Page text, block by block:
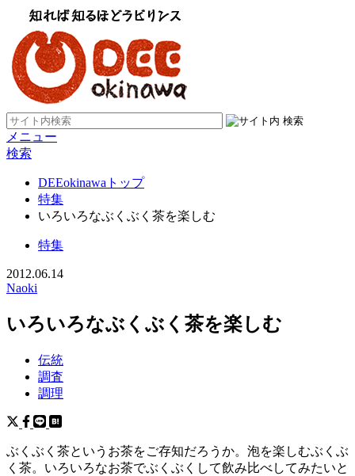
メニュー
検索
DEEokinawaトップ
特集
いろいろなぶくぶく茶を楽しむ
特集
2012.06.14
Naoki
いろいろなぶくぶく茶を楽しむ
伝統
調査
調理
ぶくぶく茶というお茶をご存知だろうか。泡を楽しむぶくぶ
く茶。いろいろなお茶でぶくぶくして飲み比べしてみたいと